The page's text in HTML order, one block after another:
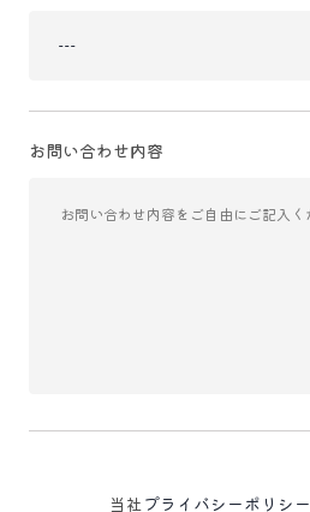
お問い合わせ内容
当社 プライバシーポリシー